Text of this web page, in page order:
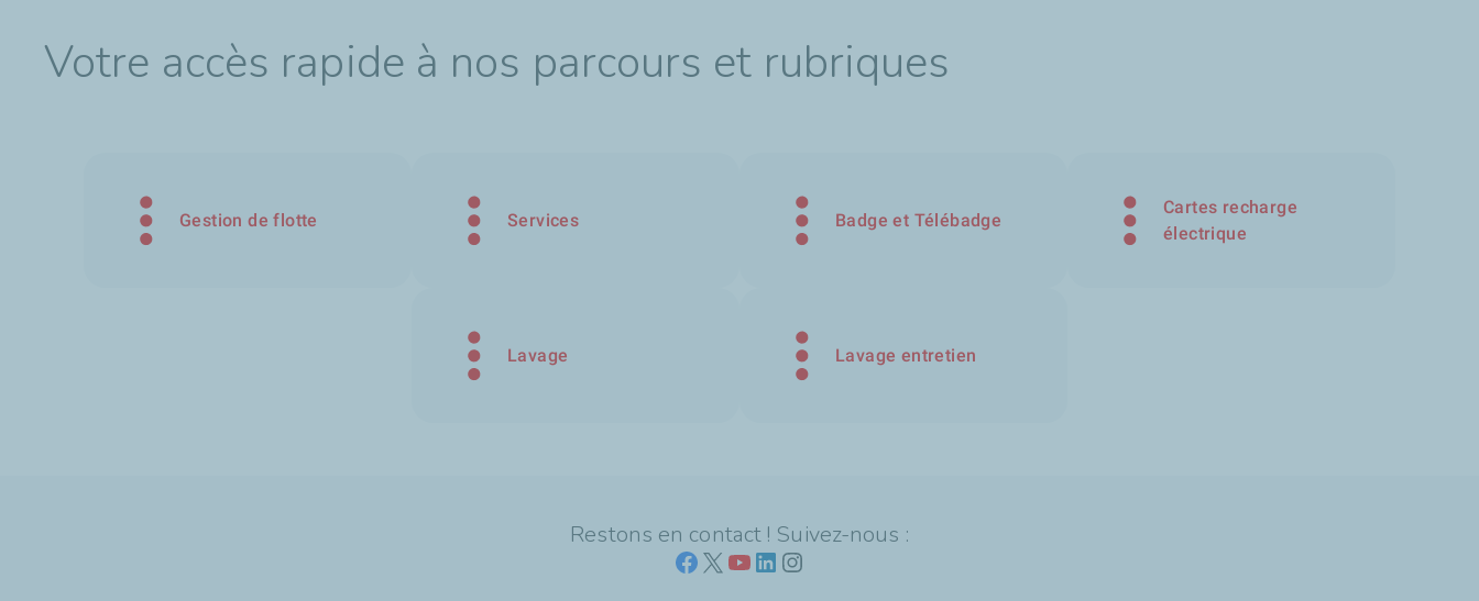
Votre accès rapide à nos parcours et rubriques
Gestion de flotte Services Badge et Télébadge
Cartes recharge
électrique
Lavage Lavage entretien
Restons en contact ! Suivez-nous :